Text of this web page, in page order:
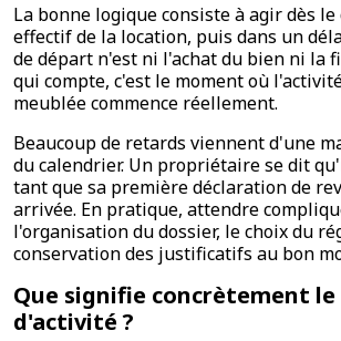
La bonne logique consiste à agir dès
effectif de la location, puis dans un
de départ n'est ni l'achat du bien ni la
qui compte, c'est le moment où
meublée commence réellement.
Beaucoup de retards viennent d'une
du calendrier. Un propriétaire se dit
tant que sa première déclaration de
arrivée. En pratique, attendre
l'organisation du dossier, le choix du
conservation des justificatifs au bon
Que signifie concrètement
d'activité ?